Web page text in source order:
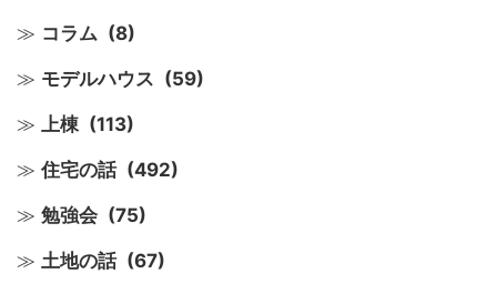
コラム (8)
モデルハウス (59)
上棟 (113)
住宅の話 (492)
勉強会 (75)
土地の話 (67)